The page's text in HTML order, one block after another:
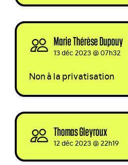
Marie Thérèse Dupouy
13 déc 2023 @ 07h32
Non à la privatisation
Thomas Gleyroux
12 déc 2023 @ 22h19